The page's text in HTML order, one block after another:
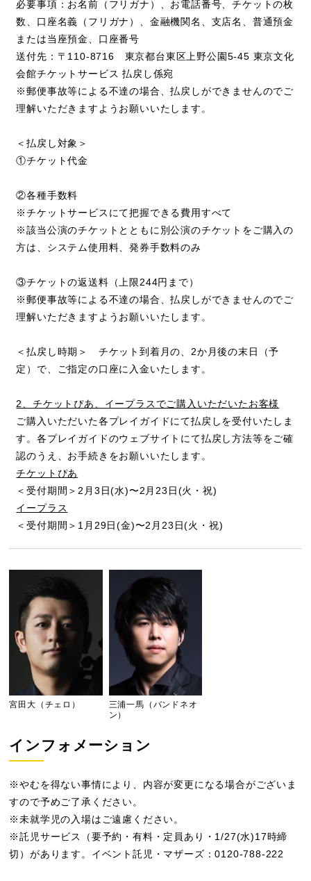
必要事項：お名前（フリガナ）、お電話番号、チケットの枚
数、口座名義（フリガナ）、金融機関名、支店名、普通預金
または当座預金、口座番号
送付先：〒110-8716 東京都台東区上野公園5-45 東京文化
会館チケットサービス 払戻し係宛
※郵便事故等による不達の場合、払戻しができませんのでご
理解いただきますようお願いいたします。
＜払戻し対象＞
①チケット代金
②各種手数料
※チケットサービスにて把握できる費用すべて
※該当公演のチケットとともに別公演のチケットをご購入の
方は、システム使用料、発券手数料のみ
③チケットの返送料（上限244円まで）
※郵便事故等による不達の場合、払戻しができませんのでご
理解いただきますようお願いいたします。
＜払戻し時期＞ チケット到着月の、2か月後の末日（予
定）で、ご指定の口座に入金いたします。
2、チケットぴあ、イープラスでご購入いただいたお客様
ご購入いただいた各プレイガイドにて払戻しを受付いたしま
す。各プレイガイドのウェブサイトにて払戻し方法等をご確
認のうえ、お手続きをお願いいたします。
チケットぴあ
＜受付期間＞2月3日(水)〜2月23日(火・祝)
イープラス
＜受付期間＞1月29日(金)〜2月23日(火・祝)
宮田大（チェロ）
三浦一馬（バンドネオ
ン）
インフォメーション
※やむを得ない事情により、内容が変更になる場合がございま
すので予めご了承ください。
※未就学児の入場はご遠慮ください。
※託児サービス（要予約・有料・定員あり・1/27(水)17時締
切）があります。イベント託児・マザーズ：0120-788-222